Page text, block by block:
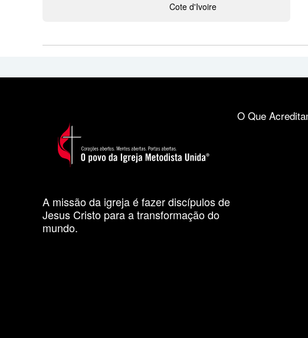
Cote d'Ivoire
A missão da igreja é fazer discípulos de
Jesus Cristo para a transformação do
mundo.
O Que